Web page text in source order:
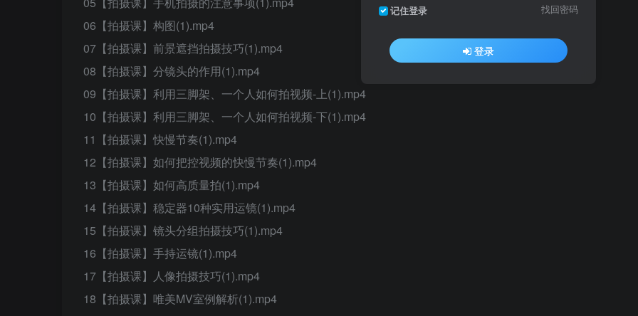
06【拍摄课】构图(1).mp4
07【拍摄课】前景遮挡拍摄技巧(1).mp4
08【拍摄课】分镜头的作用(1).mp4
09【拍摄课】利用三脚架、一个人如何拍视频-上(1).mp4
10【拍摄课】利用三脚架、一个人如何拍视频-下(1).mp4
11【拍摄课】快慢节奏(1).mp4
12【拍摄课】如何把控视频的快慢节奏(1).mp4
13【拍摄课】如何高质量拍(1).mp4
14【拍摄课】稳定器10种实用运镜(1).mp4
15【拍摄课】镜头分组拍摄技巧(1).mp4
16【拍摄课】手持运镜(1).mp4
17【拍摄课】人像拍摄技巧(1).mp4
18【拍摄课】唯美MV室例解析(1).mp4
记住登录 找回密码
登录